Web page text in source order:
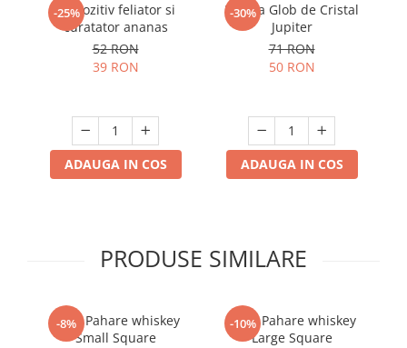
-25%
Dispozitiv feliator si
curatator ananas
52 RON
39 RON
ADAUGA IN COS
-30%
Lampa Glob de Cristal
Jupiter
71 RON
50 RON
ADAUGA IN COS
PRODUSE SIMILARE
-8%
Set 4 Pahare whiskey
Small Square
-10%
Set 6 Pahare whiskey
Large Square